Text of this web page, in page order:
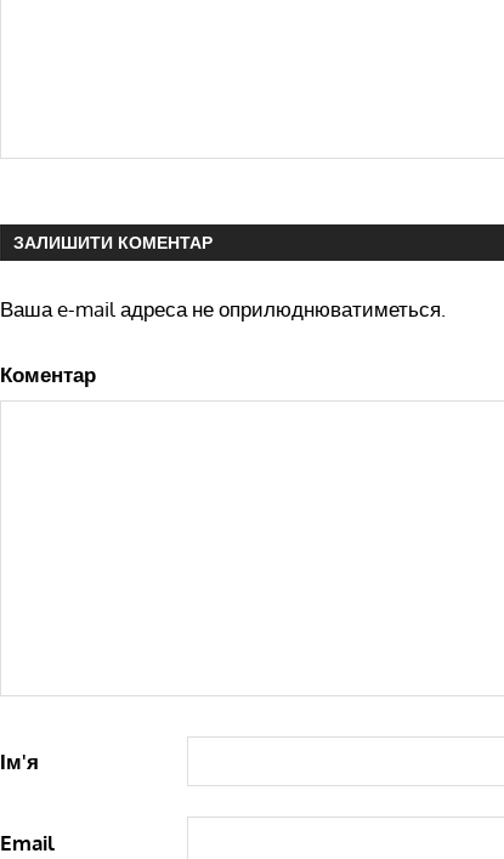
ЗАЛИШИТИ КОМЕНТАР
Ваша e-mail адреса не оприлюднюватиметься.
Коментар
Ім'я
Email